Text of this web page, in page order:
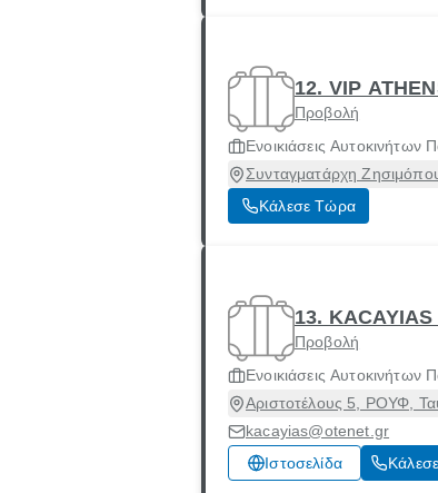
12. VIP
Προβολή
Ενοικιάσεις Αυτοκινήτων
Συνταγματάρχη
Κάλεσε Τώρα
13.
Προβολή
Ενοικιάσεις Αυτοκινήτων
Αριστοτέλους 5, ΡΟΥΦ,
kacayias@otenet.gr
Ιστοσελίδα